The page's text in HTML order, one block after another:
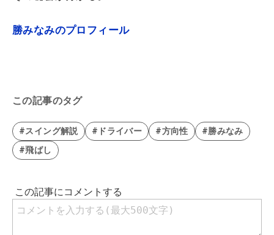
勝みなみのプロフィール
この記事のタグ
#スイング解説 #ドライバー #方向性
#勝みなみ
#飛ばし